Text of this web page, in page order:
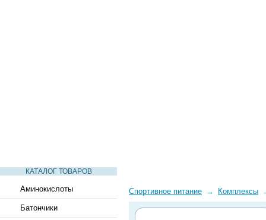
КАТАЛОГ ТОВАРОВ
Аминокислоты
Батончики
Спортивное питание → Комплексы